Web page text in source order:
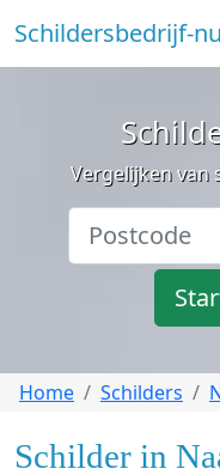
Schildersbedrijf-
Vergelijken van
Home Schilders
Schilder in